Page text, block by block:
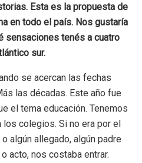
Esta es la propuesta de
en todo el país. Nos gustaría
sensaciones tenés a cuatro
sur.
se acercan las fechas
las décadas. Este año fue
el tema educación. Tenemos
colegios. Si no era por el
algún allegado, algún padre
acto, nos costaba entrar.